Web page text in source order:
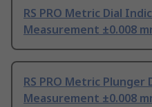
RS PRO Metric Dial
Measurement ±0.008
RS PRO Metric
Measurement ±0.008